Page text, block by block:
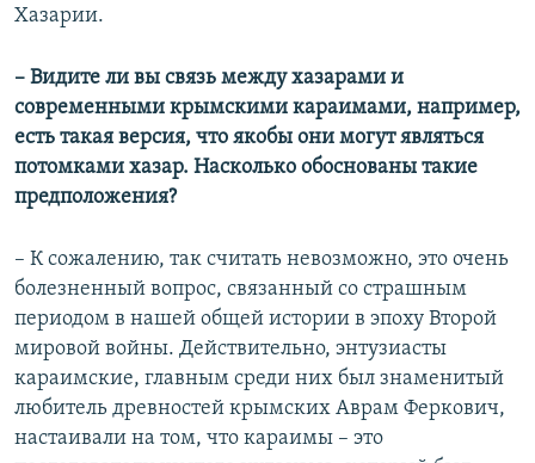
Хазарии.
– Видите ли вы связь между хазарами и
современными крымскими караимами, например,
есть такая версия, что якобы они могут являться
потомками хазар. Насколько обоснованы такие
предположения?
– К сожалению, так считать невозможно, это очень
болезненный вопрос, связанный со страшным
периодом в нашей общей истории в эпоху Второй
мировой войны. Действительно, энтузиасты
караимские, главным среди них был знаменитый
любитель древностей крымских Аврам Феркович,
настаивали на том, что караимы – это